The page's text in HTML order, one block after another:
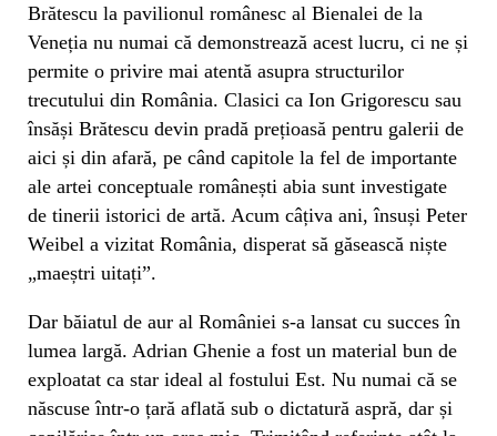
Brătescu la pavilionul românesc al Bienalei de la
Veneția nu numai că demonstrează acest lucru, ci ne și
permite o privire mai atentă asupra structurilor
trecutului din România. Clasici ca Ion Grigorescu sau
însăși Brătescu devin pradă prețioasă pentru galerii de
aici și din afară, pe când capitole la fel de importante
ale artei conceptuale românești abia sunt investigate
de tinerii istorici de artă. Acum câțiva ani, însuși Peter
Weibel a vizitat România, disperat să găsească niște
„maeștri uitați”.
Dar băiatul de aur al României s-a lansat cu succes în
lumea largă. Adrian Ghenie a fost un material bun de
exploatat ca star ideal al fostului Est. Nu numai că se
născuse într-o țară aflată sub o dictatură aspră, dar și